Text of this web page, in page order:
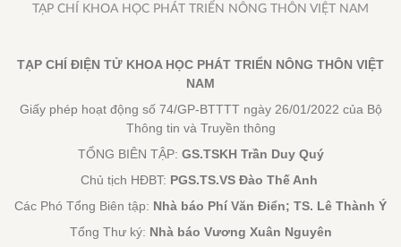
TẠP CHÍ KHOA HỌC PHÁT TRIỂN NÔNG THÔN VIỆT NAM
TẠP CHÍ ĐIỆN TỬ KHOA HỌC PHÁT TRIỂN NÔNG THÔN VIỆT
NAM
Giấy phép hoạt động số 74/GP-BTTTT ngày 26/01/2022 của Bộ
Thông tin và Truyền thông
TỔNG BIÊN TẬP: GS.TSKH Trần Duy Quý
Chủ tịch HĐBT: PGS.TS.VS Đào Thế Anh
Các Phó Tổng Biên tập: Nhà báo Phí Văn Điển; TS. Lê Thành Ý
Tổng Thư ký: Nhà báo Vương Xuân Nguyên